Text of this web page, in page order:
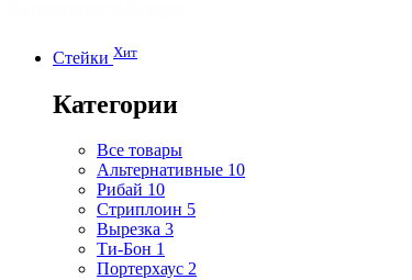
Стейки Хит
Категории
Все товары
Альтернативные 10
Рибай 10
Стриплоин 5
Вырезка 3
Ти-Бон 1
Портерхаус 2